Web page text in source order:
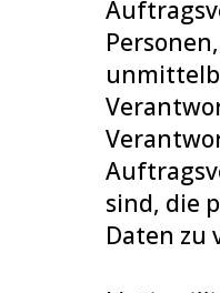
sind, die
Daten zu